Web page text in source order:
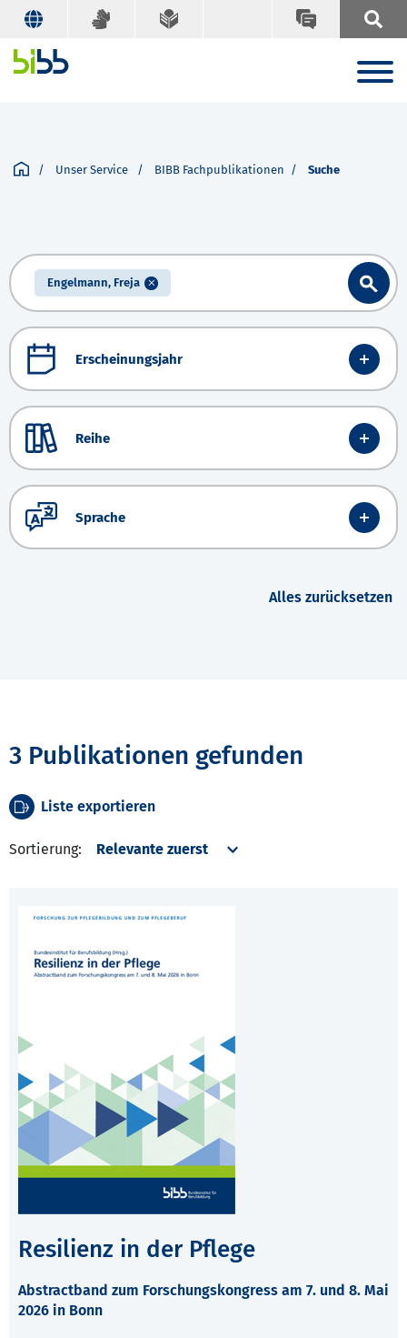
Unser Service BIBB Fachpublikationen Suche
Engelmann, Freja
Erscheinungsjahr
Reihe
Sprache
Alles zurücksetzen
3 Publikationen gefunden
Liste exportieren
Sortierung:
Resilienz in der Pflege
Abstractband zum Forschungskongress am 7. und 8. Mai
2026 in Bonn